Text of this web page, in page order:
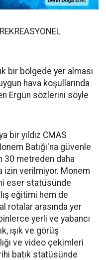
bir bölgede yer alması
hava koşullarında
Ergün sözlerini söyle
bir yıldız CMAS
Batığı'na güvenle
30 metreden daha
izin verilmiyor. Monem
eser statüsünde
eğitimi hem de
rotalar arasında yer
yerli ve yabancı
ışık ve görüş
ve video çekimleri
batık statüsünde